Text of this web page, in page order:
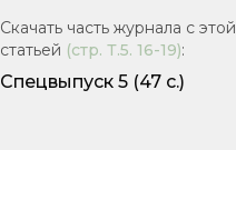
Скачать часть журнала с этой
статьей (стр. Т.5. 16-19):
Спецвыпуск 5 (47 с.)